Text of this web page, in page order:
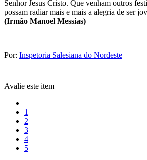
Senhor Jesus Cristo. Que venham outros
possam radiar mais e mais a alegria de ser
(Irmão Manoel Messias)
Por: Inspetoria Salesiana do Nordeste
Avalie este item
1
2
3
4
5